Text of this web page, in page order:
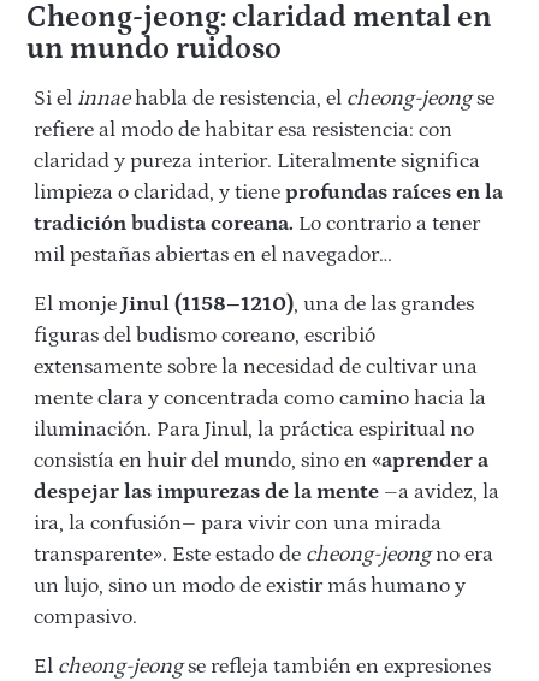
Cheong-jeong: claridad mental en
un mundo ruidoso
Si el innaehabla de resistencia, el cheong-jeongse
refiere al modo de habitar esa resistencia: con
claridad y pureza interior. Literalmente significa
limpieza o claridad, y tiene profundas raíces en la
tradición budista coreana. Lo contrario a tener
mil pestañas abiertas en el navegador…
El monje Jinul (1158–1210), una de las grandes
figuras del budismo coreano, escribió
extensamente sobre la necesidad de cultivar una
mente clara y concentrada como camino hacia la
iluminación. Para Jinul, la práctica espiritual no
consistía en huir del mundo, sino en «aprender a
despejar las impurezas de la mente –a avidez, la
ira, la confusión– para vivir con una mirada
transparente». Este estado de cheong-jeongno era
un lujo, sino un modo de existir más humano y
compasivo.
El cheong-jeongse refleja también en expresiones